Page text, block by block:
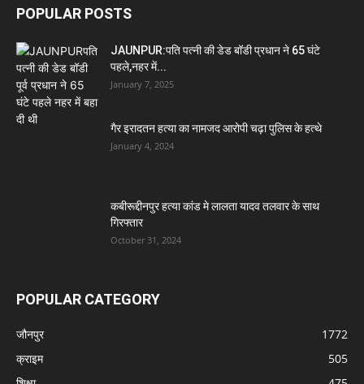
POPULAR POSTS
JAUNPUR:पति पत्नी की डेड बॉडी प्रधान ने 65 घंटे
पहले,नहर में...
January 7, 2025
गैर इरादतन हत्या का नामजद आरोपी चढ़ा पुलिस के हत्थे
January 4, 2024
कबीरूद्दीनपुर हत्या कांड मे लालता यादव तलवार के साथ
गिरफ्तार
October 31, 2024
POPULAR CATEGORY
जौनपुर
1772
क्राइम
505